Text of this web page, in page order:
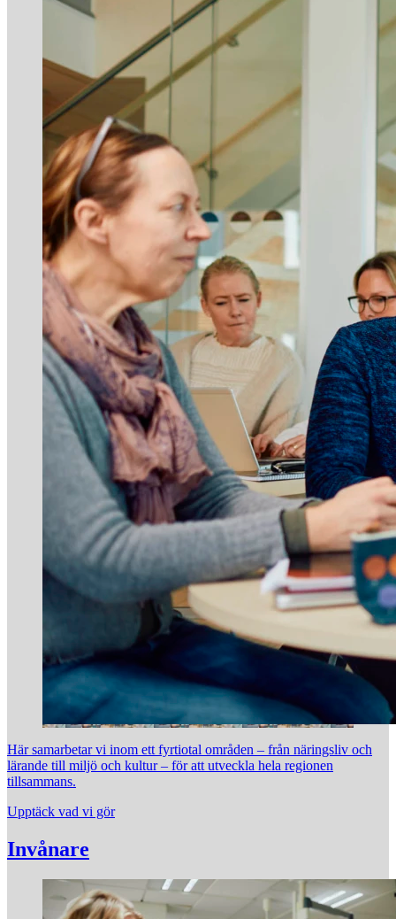
Här samarbetar vi inom ett fyrtiotal områden – från näringsliv och
lärande till miljö och kultur – för att utveckla hela regionen
tillsammans.
Upptäck vad vi gör
Invånare